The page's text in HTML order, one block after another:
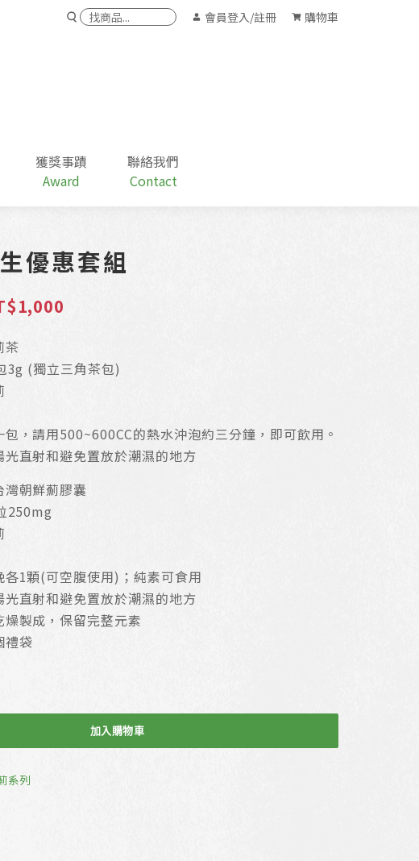
獲獎事蹟
Award
聯絡我們
Contact
會員登入/註冊 購物車
優惠套組
1,000
價
N
$
0
0
茶
3g (獨立三角茶包)
，請用500~600CC的熱水沖泡約三分鐘，即可飲用。
直射和避免置放於潮濕的地方
朝鮮薊膠囊
250mg
1顆(可空腹使用)；純素可食用
直射和避免置放於潮濕的地方
製成，保留完整元素
禮袋
量
加入購物車
系列